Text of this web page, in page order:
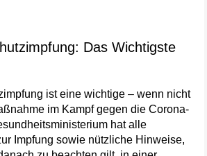
Das Wichtigste
ist eine wichtige – wenn nicht
im Kampf gegen die Corona-
hat alle
Impfung sowie nützliche Hinweise,